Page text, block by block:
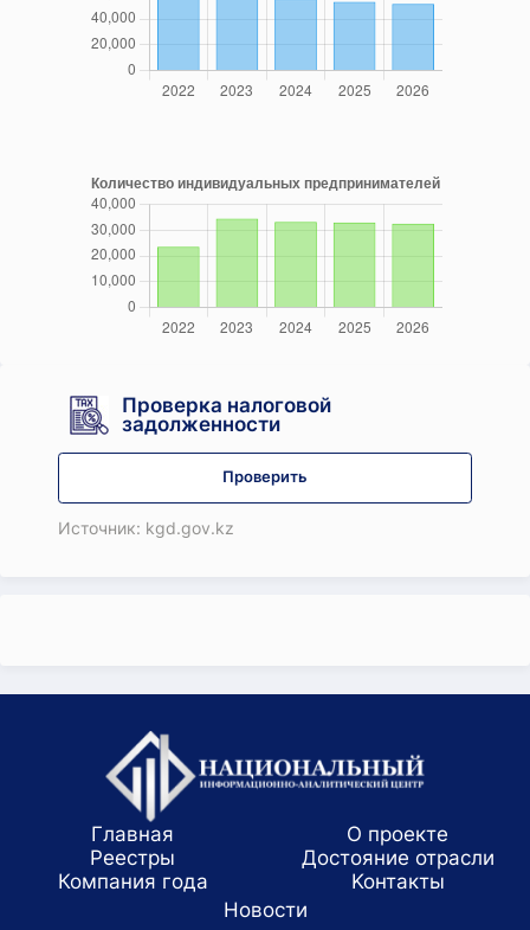
Проверка налоговой
задолженности
Проверить
Источник: kgd.gov.kz
Главная
О проекте
Реестры
Достояние отрасли
Компания года
Koнтaкты
Новости